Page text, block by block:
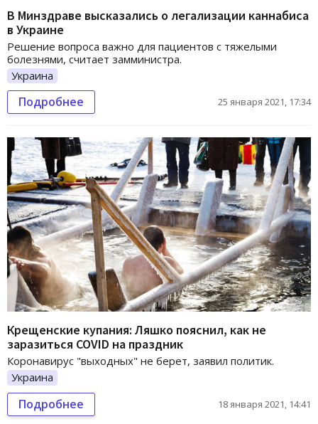
В Минздраве высказались о легализации каннабиса
в Украине
Решение вопроса важно для пациентов с тяжелыми
болезнями, считает замминистра.
Украина
Подробнее 25 января 2021, 17:34
Крещенские купания: Ляшко пояснил, как не
заразиться COVID на праздник
Коронавирус "выходных" не берет, заявил политик.
Украина
Подробнее 18 января 2021, 14:41